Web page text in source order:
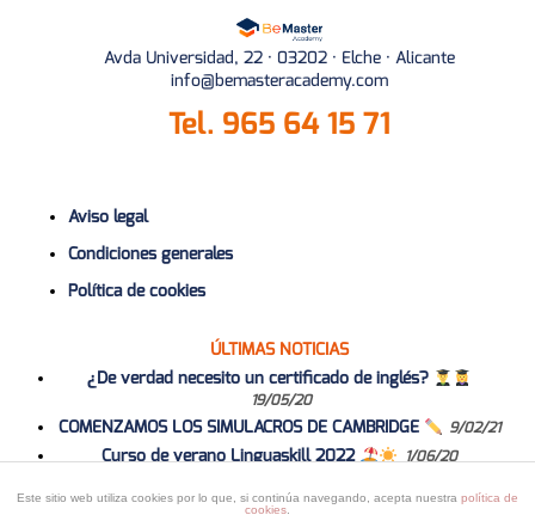
Este sitio web utiliza cookies por lo que, si continúa navegando, acepta nuestra política de
cookies
Avda Universidad, 22 · 03202 · Elche · Alicante
info@bemasteracademy.com
Tel. 965 64 15 71
Aviso legal
Condiciones generales
Política de cookies
ÚLTIMAS NOTICIAS
¿De verdad necesito un certificado de inglés?
19/05/20
COMENZAMOS LOS SIMULACROS DE CAMBRIDGE 9/02/21
Curso de verano Linguaskill 2022 1/06/20